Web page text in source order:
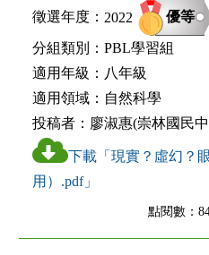
徵選年度： 2022 優等
分組類別： PBL學習組
適用年級： 八年級
適用領域： 自然科學
投稿者： 廖淑惠(崇林國民
下載「現實？虛幻？
用）.pdf」
點閱數：